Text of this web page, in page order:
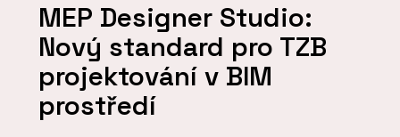
MEP Designer Studio:
Nový standard pro TZB
projektování v BIM
prostředí